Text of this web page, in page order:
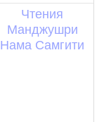
Чтения
Манджушри
Нама Самгити